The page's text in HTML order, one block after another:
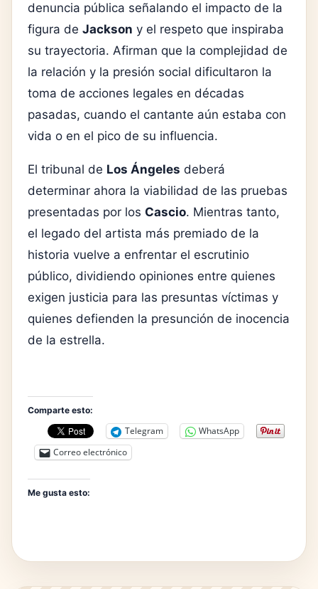
denuncia pública señalando el impacto de la
figura de Jackson y el respeto que inspiraba
su trayectoria. Afirman que la complejidad de
la relación y la presión social dificultaron la
toma de acciones legales en décadas
pasadas, cuando el cantante aún estaba con
vida o en el pico de su influencia.
El tribunal de Los Ángeles deberá
determinar ahora la viabilidad de las pruebas
presentadas por los Cascio. Mientras tanto,
el legado del artista más premiado de la
historia vuelve a enfrentar el escrutinio
público, dividiendo opiniones entre quienes
exigen justicia para las presuntas víctimas y
quienes defienden la presunción de inocencia
de la estrella.
Comparte esto:
Telegram
WhatsApp
Correo electrónico
Me gusta esto: